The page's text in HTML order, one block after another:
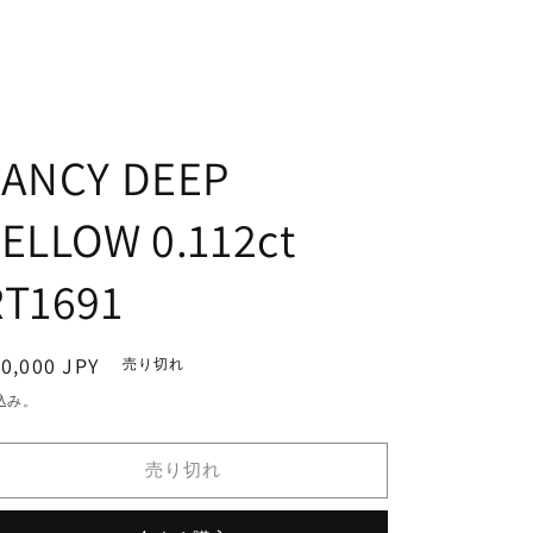
DEEP
0.112ct
JPY 売り切れ
み。
売り切れ